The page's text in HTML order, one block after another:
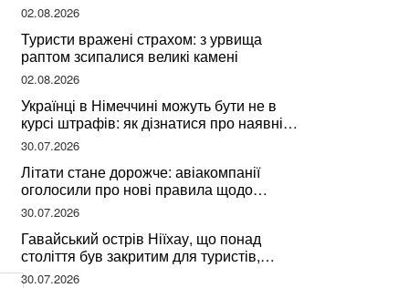
за словами досвідченої мандрівниці
02.08.2026
Туристи вражені страхом: з урвища
раптом зсипалися великі камені
02.08.2026
Українці в Німеччині можуть бути не в
курсі штрафів: як дізнатися про наявні
борги
30.07.2026
Літати стане дорожче: авіакомпанії
оголосили про нові правила щодо
вибору місць
30.07.2026
Гавайський острів Ніїхау, що понад
століття був закритим для туристів,
починає приймати перших відвідувачів
30.07.2026